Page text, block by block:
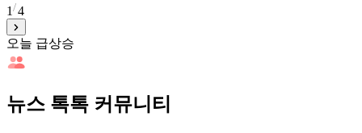
1 4
오늘 급상승
뉴스 톡톡 커뮤니티